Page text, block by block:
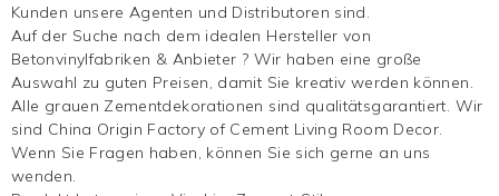
Kunden unsere Agenten und Distributoren sind.
Auf der Suche nach dem idealen Hersteller von
Betonvinylfabriken & Anbieter ? Wir haben eine große
Auswahl zu guten Preisen, damit Sie kreativ werden können.
Alle grauen Zementdekorationen sind qualitätsgarantiert. Wir
sind China Origin Factory of Cement Living Room Decor.
Wenn Sie Fragen haben, können Sie sich gerne an uns
wenden.